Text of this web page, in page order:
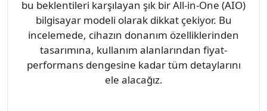
bu beklentileri karşılayan şık bir All-in-One (AIO)
bilgisayar modeli olarak dikkat çekiyor. Bu
incelemede, cihazın donanım özelliklerinden
tasarımına, kullanım alanlarından fiyat-
performans dengesine kadar tüm detaylarını
ele alacağız.